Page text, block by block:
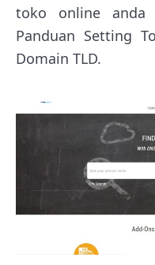
toko online anda
Panduan Setting
Domain TLD.